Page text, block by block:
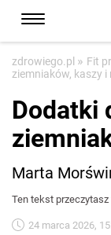
zdrowiego.pl » Fit
ziemniaków, kaszy i
Dodatki
Marta
Ten tekst
24 marca 2026,